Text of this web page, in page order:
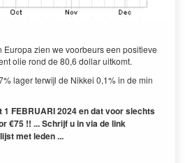
Europa zien we voorbeurs een positieve
olie rond de 80,6 dollar uitkomt.
lager terwijl de Nikkei 0,1% in de min
FEBRUARI 2024 en dat voor slechts
€75 !! ...Schrijf u in via de link
met leden ...